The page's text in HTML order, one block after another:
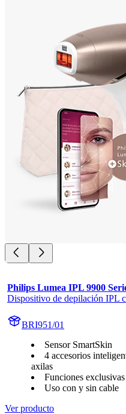
Philips Lumea IPL 9900
Dispositivo de depilación IPL
BRI951/01
Sensor SmartSkin
4 accesorios
axilas
Funciones
Uso con y sin cable
Ver producto